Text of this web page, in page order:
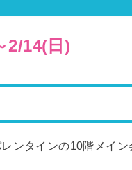
2/14(日)
ンタインの10階メイ